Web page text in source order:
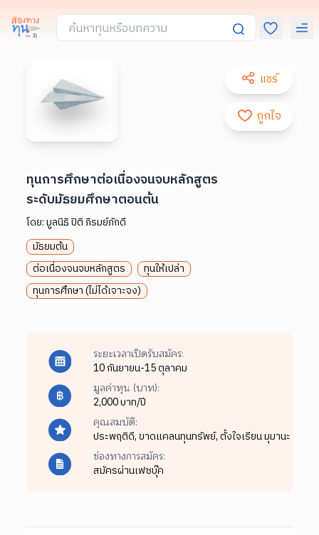
แชร์
ถูกใจ
ทุนการศึกษาต่อเนื่องจนจบหลักสูตร
ระดับมัธยมศึกษาตอนต้น
โดย:มูลนิธิ ปิติ ภิรมย์ภักดี
มัธยมต้น
ต่อเนื่องจนจบหลักสูตร
ทุนให้เปล่า
ทุนการศึกษา (ไม่ได้เจาะจง)
ระยะเวลาเปิดรับสมัคร:
10 กันยายน-15 ตุลาคม
มูลค่าทุน (บาท):
2,000 บาท/ปี
คุณสมบัติ:
ประพฤติดี,ขาดแคลนทุนทรัพย์,ตั้งใจเรียน มุมานะ
ช่องทางการสมัคร:
สมัครผ่านเฟซบุ๊ค